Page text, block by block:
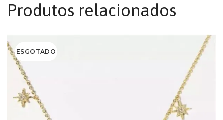
Produtos relacionados
ESGOTADO